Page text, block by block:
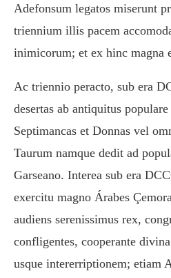
Adefonsum legatos miserunt
triennium illis pacem
inimicorum; et ex hinc magna
Ac triennio peracto, sub era
desertas ab antiquitus
Septimancas et Donnas vel
Taurum namque dedit ad
Garseano. Interea sub era
exercitu magno Árabes
audiens serenissimus rex,
confligentes, cooperante
usque intererriptionem; etiam